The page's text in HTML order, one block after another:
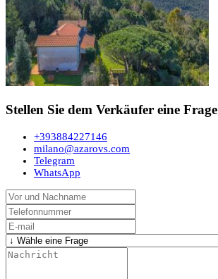
Stellen Sie dem Verkäufer eine Frage
+393884227146
milano@azarovs.com
Telegram
WhatsApp